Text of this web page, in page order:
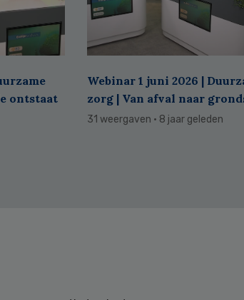
ontstaat
Webinar 1 juni 2026 |
zorg | Van afval naar
31 weergaven · 8 jaar geleden